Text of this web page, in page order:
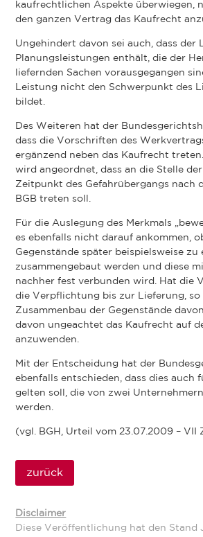
kaufrechtlichen Aspekte überwiegen,
den ganzen Vertrag das Kaufrecht
Ungehindert davon sei auch, dass der
Planungsleistungen enthält, die der
liefernden Sachen vorausgegangen
Leistung nicht den Schwerpunkt des
bildet.
Des Weiteren hat der
dass die Vorschriften des
ergänzend neben das Kaufrecht
wird angeordnet, dass an die Stelle
Zeitpunkt des Gefahrübergangs nach
BGB treten soll.
Für die Auslegung des Merkmals
es ebenfalls nicht darauf ankommen,
Gegenstände später beispielsweise zu
zusammengebaut werden und diese
nachher fest verbunden wird. Hat die
die Verpflichtung bis zur Lieferung, so
Zusammenbau der Gegenstände
davon ungeachtet das Kaufrecht auf
anzuwenden.
Mit der Entscheidung hat der
ebenfalls entschieden, dass dies auch
gelten soll, die von zwei
werden.
(vgl. BGH, Urteil vom 23.07.2009 – VII
zurück
Disclaimer
Diese Veröffentlichung hat den Stand